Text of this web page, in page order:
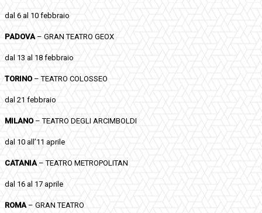
dal 6 al 10 febbraio
PADOVA– GRAN TEATRO GEOX
dal 13 al 18 febbraio
TORINO– TEATRO COLOSSEO
dal 21 febbraio
MILANO– TEATRO DEGLI ARCIMBOLDI
dal 10 all’11 aprile
CATANIA– TEATRO METROPOLITAN
dal 16 al 17 aprile
ROMA– GRAN TEATRO